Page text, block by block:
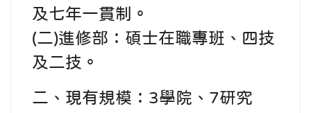
及七年一貫制。
(二)進修部：碩士在職專班、四技
及二技。
二、現有規模：3學院、7研究